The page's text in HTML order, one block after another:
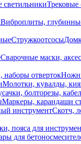
светильникиТрековые
Виброплиты,
Стружкоотсосы
Сварочные маски,
наборы отверток
Молотки, кувалды,
болторезы,
Маркеры, карандаши
инструментСкотч,
пояса для
для